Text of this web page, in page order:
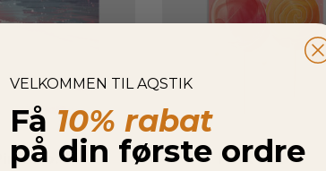
Pink No. 14 Pink No. 15
VELKOMMEN TIL AQSTIK
Få 10% rabat
på din første ordre